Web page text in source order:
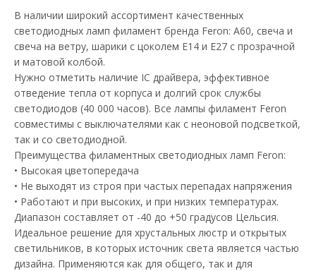
В наличии широкий ассортимент качественных
светодиодных ламп филамент бренда Feron: А60, свеча и
свеча на ветру, шарики с цоколем Е14 и Е27 с прозрачной
и матовой колбой.
Нужно отметить наличие IC драйвера, эффективное
отведение тепла от корпуса и долгий срок службы
светодиодов (40 000 часов). Все лампы филамент Feron
совместимы с выключателями как с неоновой подсветкой,
так и со светодиодной.
Преимущества филаментных светодиодных ламп Feron:
• Высокая цветопередача
• Не выходят из строя при частых перепадах напряжения
• Работают и при высоких, и при низких температурах.
Диапазон составляет от -40 до +50 градусов Цельсия.
Идеальное решение для хрустальных люстр и открытых
светильников, в которых источник света является частью
дизайна. Применяются как для общего, так и для